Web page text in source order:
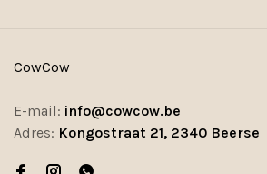
CowCow
E-mail: info@cowcow.be
Adres: Kongostraat 21, 2340 Beerse